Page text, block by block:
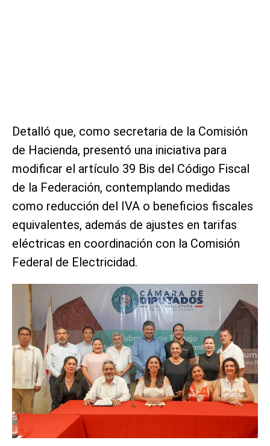
Detalló que, como secretaria de la Comisión
de Hacienda, presentó una iniciativa para
modificar el artículo 39 Bis del Código Fiscal
de la Federación, contemplando medidas
como reducción del IVA o beneficios fiscales
equivalentes, además de ajustes en tarifas
eléctricas en coordinación con la Comisión
Federal de Electricidad.